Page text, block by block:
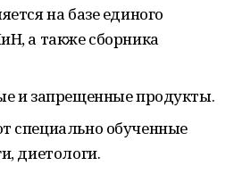
на базе единого
а также сборника
и запрещенные продукты.
специально обученные
диетологи.